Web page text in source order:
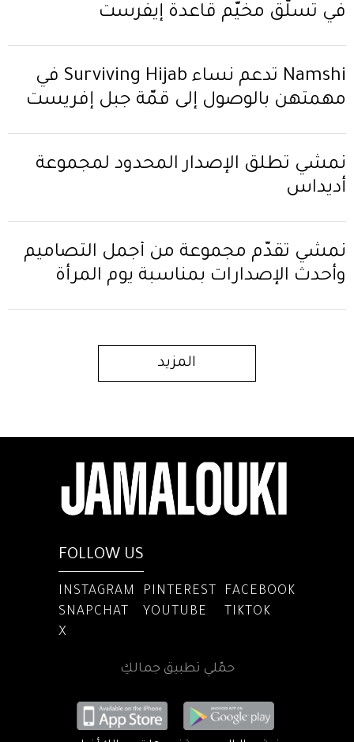
في تسلّق مخيّم قاعدة إيفرست
Namshi تدعم نساء Surviving Hijab في
مهمتهن بالوصول إلى قمّة جبل إفريست
نمشي تطلق الإصدار المحدود لمجموعة
أديداس
نمشي تقدّم مجموعة من أجمل التصاميم
وأحدث الإصدارات بمناسبة يوم المرأة
المزيد
FOLLOW US
INSTAGRAM PINTEREST
FACEBOOK
SNAPCHAT
YOUTUBE
TIKTOK
X
حمّلي تطبيق جمالكِ